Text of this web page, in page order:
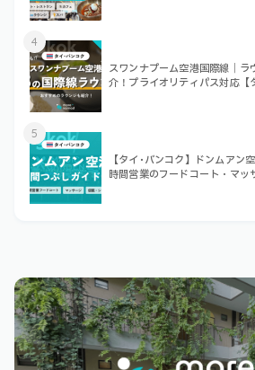
4
スワンナプーム空港国際線｜
介！プライオリティパス対応【
5
【タイ･バンコク】ドンムア
時間営業のフードコート・マッ